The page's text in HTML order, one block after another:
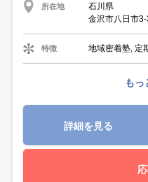
所在地
石川県
金沢市八日市
特徴 地域密着塾, 定
もっ
詳細を見る